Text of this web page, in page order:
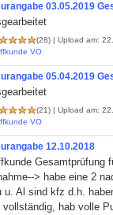
03.05.2019
(28) | Upload am:
VO
05.04.2019
(21) | Upload am:
VO
12.10.2018
Gesamtprüfung
> habe eine 2
u. Al sind kfz d.h.
vollständig, hab volle